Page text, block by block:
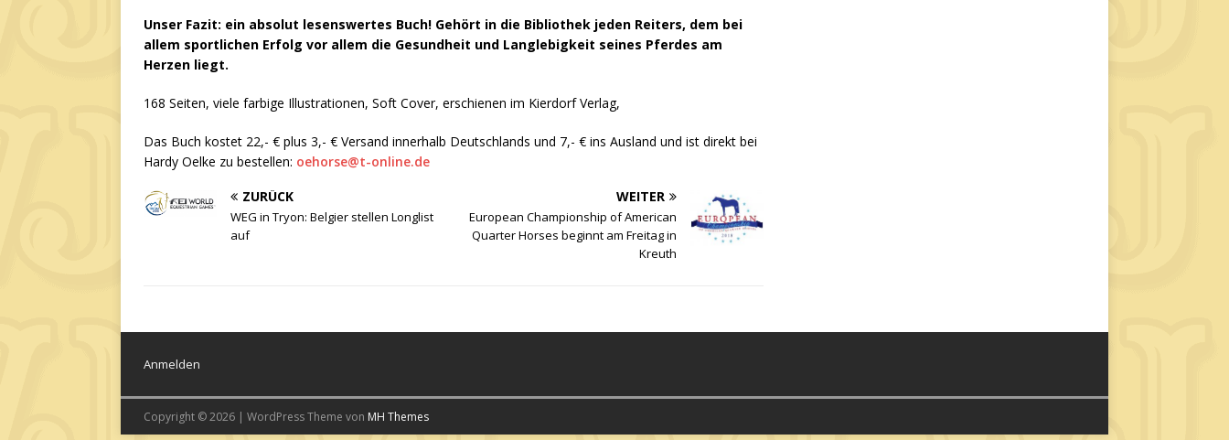
Unser Fazit: ein absolut lesenswertes Buch! Gehört in die Bibliothek jeden Reiters, dem bei
allem sportlichen Erfolg vor allem die Gesundheit und Langlebigkeit seines Pferdes am
Herzen liegt.
168 Seiten, viele farbige Illustrationen, Soft Cover, erschienen im Kierdorf Verlag,
Das Buch kostet 22,- € plus 3,- € Versand innerhalb Deutschlands und 7,- € ins Ausland und ist direkt bei
Hardy Oelke zu bestellen: oehorse@t-online.de
ZURÜCK
WEG in Tryon: Belgier stellen Longlist
auf
WEITER
European Championship of American
Quarter Horses beginnt am Freitag in
Kreuth
Anmelden
Copyright © 2026 | WordPress Theme von MH Themes